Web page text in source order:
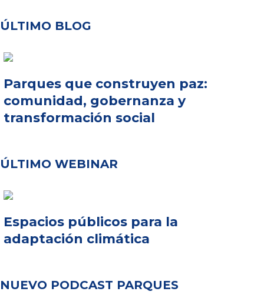
ÚLTIMO BLOG
Parques que construyen paz:
comunidad, gobernanza y
transformación social
ÚLTIMO WEBINAR
Espacios públicos para la
adaptación climática
NUEVO PODCAST PARQUES